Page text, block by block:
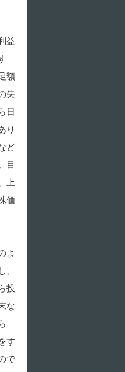
益
額
失
日
り
ど
目
上
価
よ
投
な
す
で